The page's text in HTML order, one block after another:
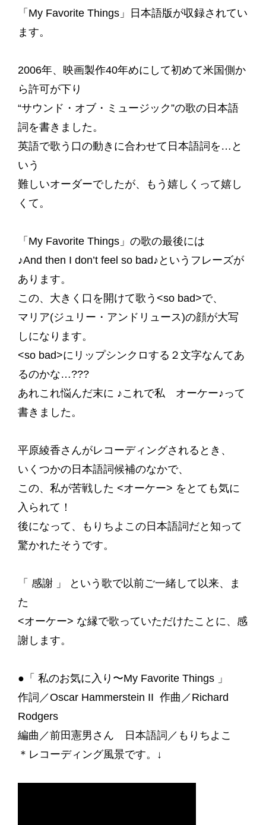
「My Favorite Things」日本語版が収録されてい
ます。
2006年、映画製作40年めにして初めて米国側か
ら許可が下り
“サウンド・オブ・ミュージック”の歌の日本語
詞を書きました。
英語で歌う口の動きに合わせて日本語詞を…と
いう
難しいオーダーでしたが、もう嬉しくって嬉し
くて。
「My Favorite Things」の歌の最後には
♪And then I don’t feel so bad♪というフレーズが
あります。
この、大きく口を開けて歌う<so bad>で、
マリア(ジュリー・アンドリュース)の顔が大写
しになります。
<so bad>にリップシンクロする２文字なんてあ
るのかな…???
あれこれ悩んだ末に ♪これで私 オーケー♪って
書きました。
平原綾香さんがレコーディングされるとき、
いくつかの日本語詞候補のなかで、
この、私が苦戦した <オーケー> をとても気に
入られて！
後になって、もりちよこの日本語詞だと知って
驚かれたそうです。
「 感謝 」 という歌で以前ご一緒して以来、ま
た
<オーケー> な縁で歌っていただけたことに、感
謝します。
●「 私のお気に入り〜My Favorite Things 」
作詞／Oscar Hammerstein II 作曲／Richard
Rodgers
編曲／前田憲男さん 日本語詞／もりちよこ
＊レコーディング風景です。↓